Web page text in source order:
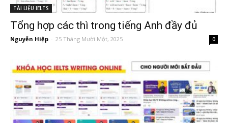
TÀI LIỆU IELTS
Tổng hợp các thì trong tiếng Anh đầy đủ
Nguyễn Hiệp - 25 Tháng Mười Một, 2025 0